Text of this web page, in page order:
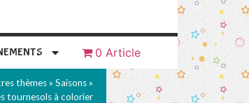
0 Article
thèmes» Saisons»
tournesols à colorier